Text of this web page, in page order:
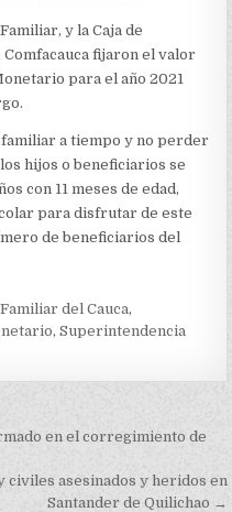
2021
DE
LA
CUOTA
FAMILIAR
MONETARIO
AFILIADOS
y la Caja de
Comfacauca fijaron el valor
para el año 2021
a tiempo y no perder
hijos o beneficiarios se
con 11 meses de edad,
para disfrutar de este
de beneficiarios del
del Cauca,
,Superintendencia
en el corregimiento de
civiles asesinados y heridos en
Santander de Quilichao →